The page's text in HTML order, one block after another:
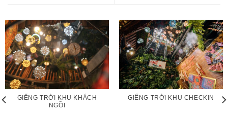
GIẾNG TRỜI KHU KHÁCH
NGỒI
GIẾNG TRỜI KHU CHECKIN